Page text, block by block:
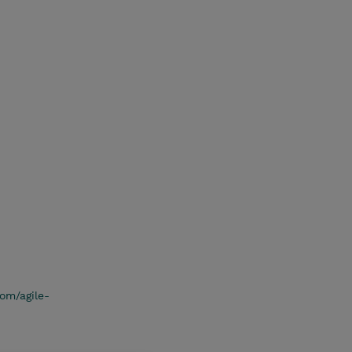
agile-